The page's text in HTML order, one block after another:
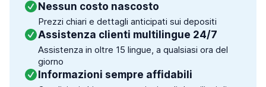
Nessun costo nascosto
Prezzi chiari e dettagli anticipati sui depositi
Assistenza clienti multilingue 24/7
Assistenza in oltre 15 lingue, a qualsiasi ora del
giorno
Informazioni sempre affidabili